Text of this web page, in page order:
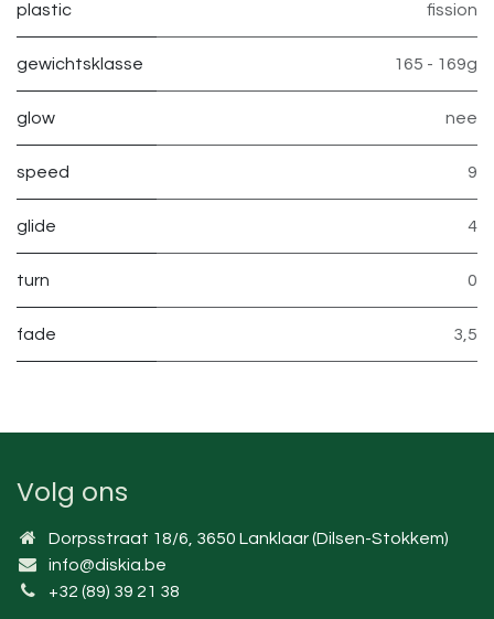
plastic fission
gewichtsklasse 165 - 169g
glow nee
speed 9
glide 4
turn 0
fade 3,5
Volg ons
Dorpsstraat 18/6, 3650 Lanklaar (Dilsen-Stokkem)
info@diskia.be
+32 (89) 39 21 38